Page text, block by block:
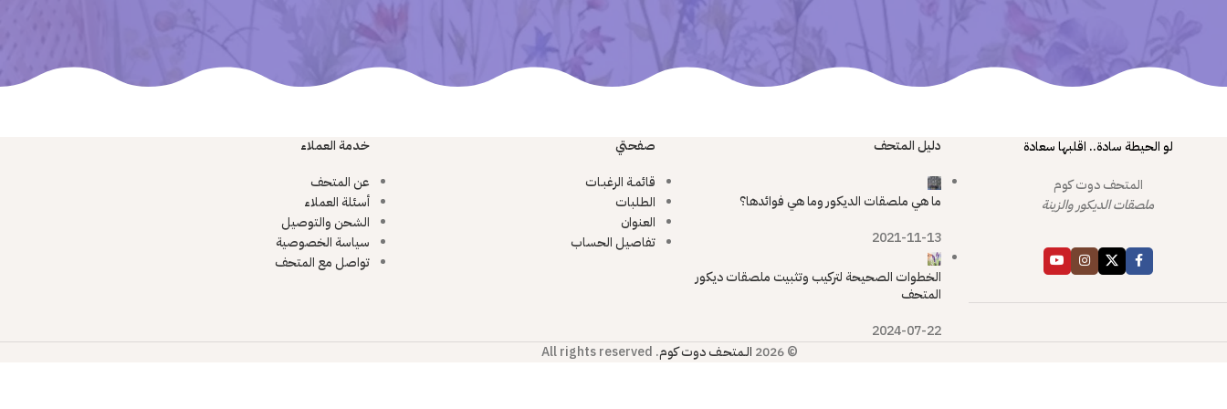
لو الحيطة سادة.. اقلبها سعادة
المتحف دوت كوم
ملصقات الديكور والزينة
دليل المتحف
ما هي ملصقات الديكور وما هي فوائدها؟
2021-11-13
الخطوات الصحيحة لتركيب وتثبيت ملصقات ديكور
المتحف
2024-07-22
صفحتي
قائمـة الرغبـات
الطلبات
العنوان
تفاصيل الحساب
خدمة العملاء
عن المتحف
أسئلة العملاء
الشحن والتوصيل
سياسة الخصوصية
تواصل مع المتحف
© 2026 الـمتحـف دوت كوم. All rights reserved